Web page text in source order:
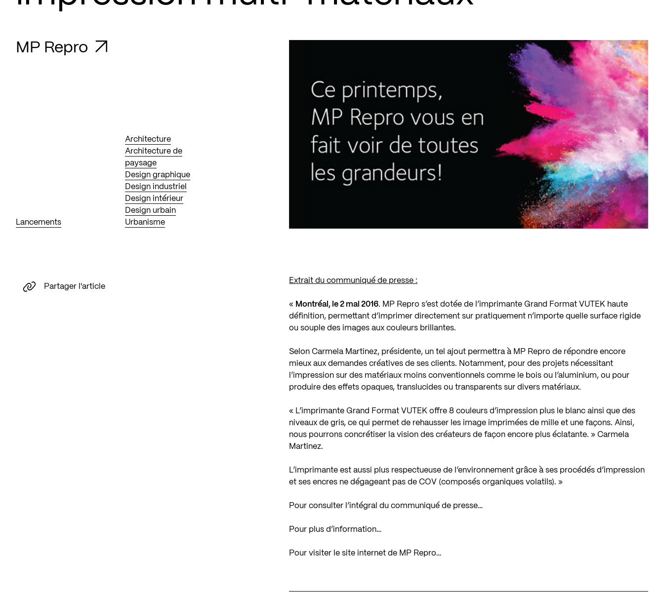
MP Repro
Lancements
Architecture
Architecture de
paysage
Design graphique
Design industriel
Design intérieur
Design urbain
Urbanisme
Extrait du communiqué de presse :
« Montréal, le 2 mai 2016. MP Repro s’est dotée de l’imprimante Grand Format VUTEK haute
définition, permettant d’imprimer directement sur pratiquement n’importe quelle surface rigide
ou souple des images aux couleurs brillantes.
Selon Carmela Martinez, présidente, un tel ajout permettra à MP Repro de répondre encore
mieux aux demandes créatives de ses clients. Notamment, pour des projets nécessitant
l’impression sur des matériaux moins conventionnels comme le bois ou l’aluminium, ou pour
produire des effets opaques, translucides ou transparents sur divers matériaux.
« L’imprimante Grand Format VUTEK offre 8 couleurs d’impression plus le blanc ainsi que des
niveaux de gris, ce qui permet de rehausser les image imprimées de mille et une façons. Ainsi,
nous pourrons concrétiser la vision des créateurs de façon encore plus éclatante. » Carmela
Martinez.
L’imprimante est aussi plus respectueuse de l’environnement grâce à ses procédés d’impression
et ses encres ne dégageant pas de COV (composés organiques volatils). »
Pour consulter l’intégral du communiqué de presse…
Pour plus d’information…
Pour visiter le site internet de MP Repro…
Partager l'article